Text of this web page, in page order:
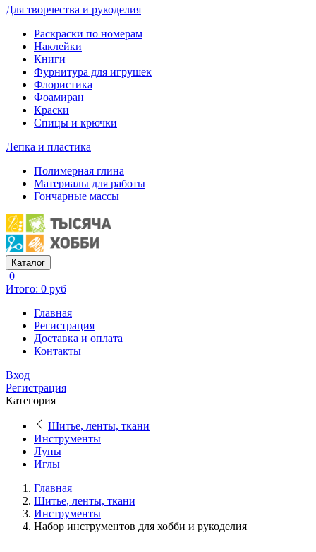
Для творчества и рукоделия
Раскраски по номерам
Наклейки
Книги
Фурнитура для игрушек
Флористика
Фоамиран
Краски
Спицы и крючки
Лепка и пластика
Полимерная глина
Материалы для работы
Гончарные массы
Каталог
0
Итого: 0 руб
Главная
Регистрация
Доставка и оплата
Контакты
Вход
Регистрация
Категория
Шитье, ленты, ткани
Инструменты
Лупы
Иглы
Главная
Шитье, ленты, ткани
Инструменты
Набор инструментов для хобби и рукоделия